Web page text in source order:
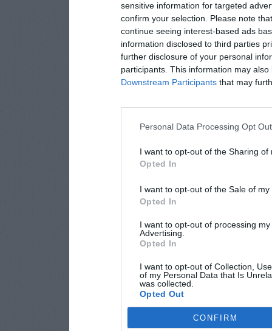
sensitive information for targeted
confirm your selection. Please note
continue seeing interest-based ads
information disclosed to third parties
further disclosure of your personal
participants. This information may
Downstream Participants that may
Personal Data Processing Opt
I want to opt-out of the Sharing of
Opted In
I want to opt-out of the Sale of
Opted In
I want to opt-out of processing
Advertising.
Opted In
I want to opt-out of Collection,
of my Personal Data that Is
was collected.
Opted Out
CONFIRM